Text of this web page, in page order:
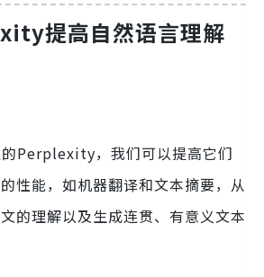
提高自然语言理解
Perplexity，我们可以提高它们
性能，如机器翻译和文本摘要，从
的理解以及生成连贯、有意义文本